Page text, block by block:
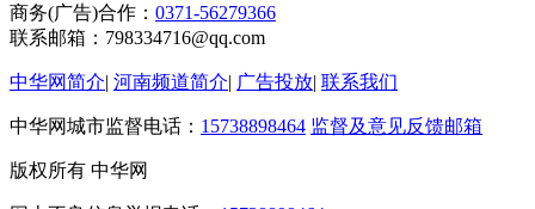
商务(广告)合作： 0371-56279366
联系邮箱：798334716@qq.com
中华网简介| 河南频道简介| 广告投放| 联系我们
中华网城市监督电话： 15738898464 监督及意见反馈邮箱
版权所有 中华网